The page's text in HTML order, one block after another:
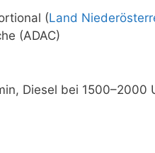
(Land
(ADAC)
Diesel bei 1500–2000